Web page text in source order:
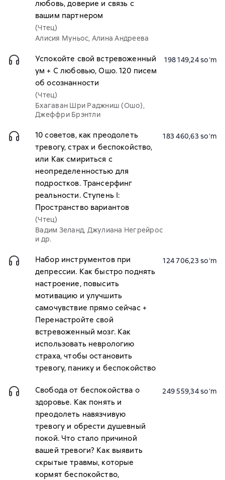
любовь, доверие и связь с
вашим партнером
(Чтец)
Алисия Муньос, Алина Андреева
Успокойте свой встревоженный
ум + С любовью, Ошо. 120 писем
об осознанности
(Чтец)
Бхагаван Шри Раджниш (Ошо),
Джеффри Брэнтли
198 149,24 soʻm
10 советов, как преодолеть
тревогу, страх и беспокойство,
или Как смириться с
неопределенностью для
подростков. Трансерфинг
реальности. Ступень I:
Пространство вариантов
(Чтец)
Вадим Зеланд, Джулиана Негрейрос
и др.
183 460,63 soʻm
Набор инструментов при
депрессии. Как быстро поднять
настроение, повысить
мотивацию и улучшить
самочувствие прямо сейчас +
Перенастройте свой
встревоженный мозг. Как
использовать неврологию
страха, чтобы остановить
тревогу, панику и беспокойство
124 706,23 soʻm
Свобода от беспокойства о
здоровье. Как понять и
преодолеть навязчивую
тревогу и обрести душевный
покой. Что стало причиной
вашей тревоги? Как выявить
скрытые травмы, которые
кормят беспокойство,
249 559,34 soʻm